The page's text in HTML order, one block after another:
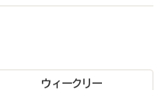
ウィークリー